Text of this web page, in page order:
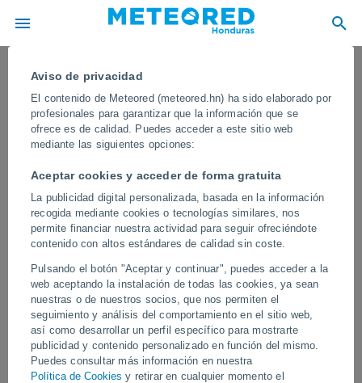
Aviso de privacidad
El contenido de Meteored (meteored.hn) ha sido elaborado por
profesionales para garantizar que la información que se
ofrece es de calidad. Puedes acceder a este sitio web
mediante las siguientes opciones:
Aceptar cookies y acceder de forma gratuita
La publicidad digital personalizada, basada en la información
recogida mediante cookies o tecnologías similares, nos
permite financiar nuestra actividad para seguir ofreciéndote
contenido con altos estándares de calidad sin coste.
Pulsando el botón "Aceptar y continuar", puedes acceder a la
web aceptando la instalación de todas las cookies, ya sean
nuestras o de nuestros socios, que nos permiten el
seguimiento y análisis del comportamiento en el sitio web,
así como desarrollar un perfil específico para mostrarte
publicidad y contenido personalizado en función del mismo.
Puedes consultar más información en nuestra
Política de Cookies y retirar en cualquier momento el
El granizo de gran tamaño causa
estragos en Rajasthan, India
El fenómeno meteorológico extremo dañó viviendas, vehículos y
campos agrícolas, mientras fuertes vientos e intensas
precipitaciones de granizo azotaron varias zonas de la región.
Residentes locales reportaron importantes daños materiales tras
el paso de la tormenta.